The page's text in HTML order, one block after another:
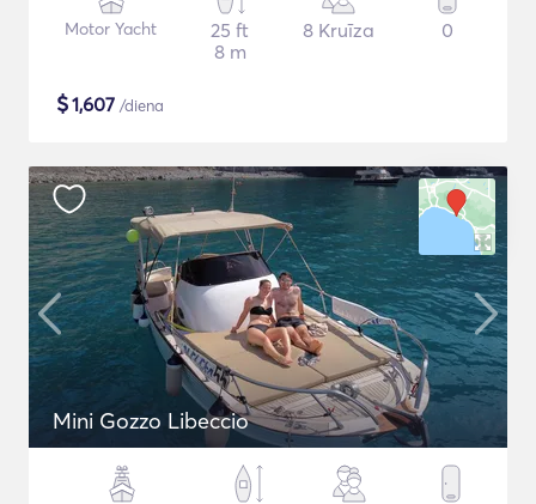
Motor Yacht
25 ft
8 m
8 Kruīza 0
$1,607 /diena
Mini Gozzo Libeccio